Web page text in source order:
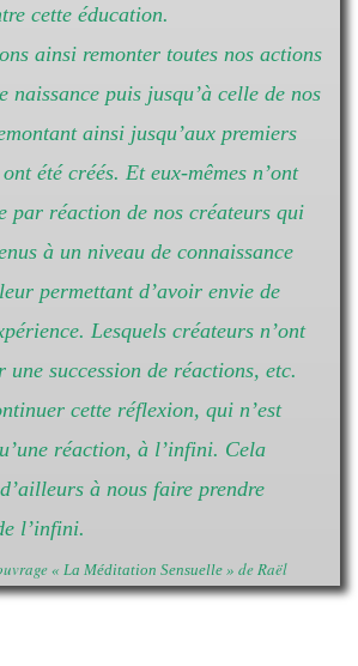
cette éducation.
ainsi remonter toutes nos actions
naissance puis jusqu’à celle de nos
ainsi jusqu’aux premiers
été créés. Et eux-mêmes n’ont
par réaction de nos créateurs qui
à un niveau de connaissance
permettant d’avoir envie de
Lesquels créateurs n’ont
une succession de réactions, etc.
cette réflexion, qui n’est
réaction, à l’infini. Cela
à nous faire prendre
l’infini.
« La Méditation Sensuelle » de Raël